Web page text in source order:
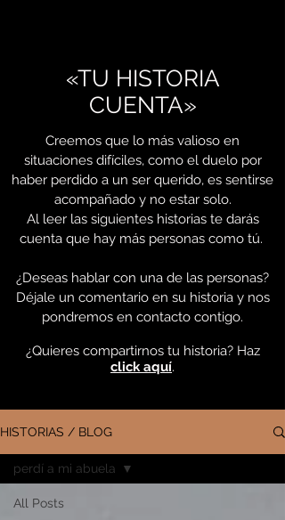
«TU HISTORIA
CUENTA»
Creemos que lo más valioso en
situaciones difíciles, como el duelo por
haber perdido a un ser querido, es sentirse
acompañado y no estar solo.
Al leer las siguientes historias te darás
cuenta que hay más personas como tú.
¿Deseas hablar con una de las personas?
Déjale un comentario en su historia y nos
pondremos en contacto contigo.
¿Quieres compartirnos tu historia? Haz
click aquí.
HISTORIAS / BLOG
All Posts
perdí a mi abuela